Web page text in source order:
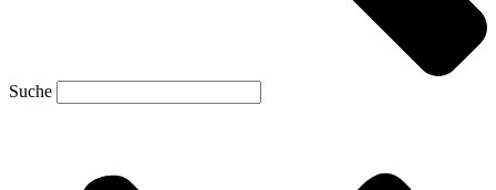
Suche